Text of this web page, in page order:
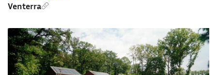
Venterra